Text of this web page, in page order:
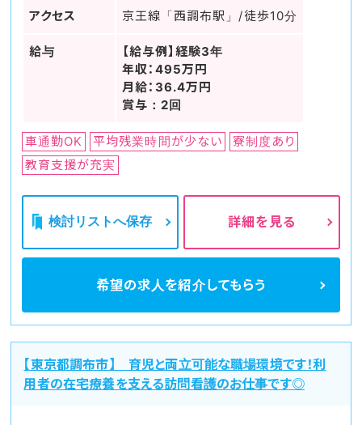
アクセス 京王線「西調布駅」/徒歩10分
給与
【給与例】経験3年
年収：495万円
月給：36.4万円
賞与：2回
車通勤OK 平均残業時間が少ない
寮制度あり
教育支援が充実
検討リストへ保存 詳細を見る
希望の求人を紹介してもらう
【東京都調布市】 育児と両立可能な職場環境です！利
用者の在宅療養を支える訪問看護のお仕事です◎